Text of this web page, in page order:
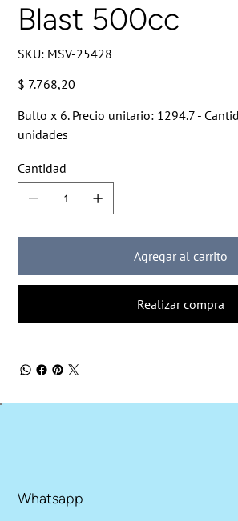
Blast 500cc
SKU: SKU
MSV-
MSV-25428
Precio
$ 7.768,20
Bulto x 6. Precio unitario: 1294.7 -
unidades
Cantidad
Agregar al carrito
Realizar compra
Whatsapp